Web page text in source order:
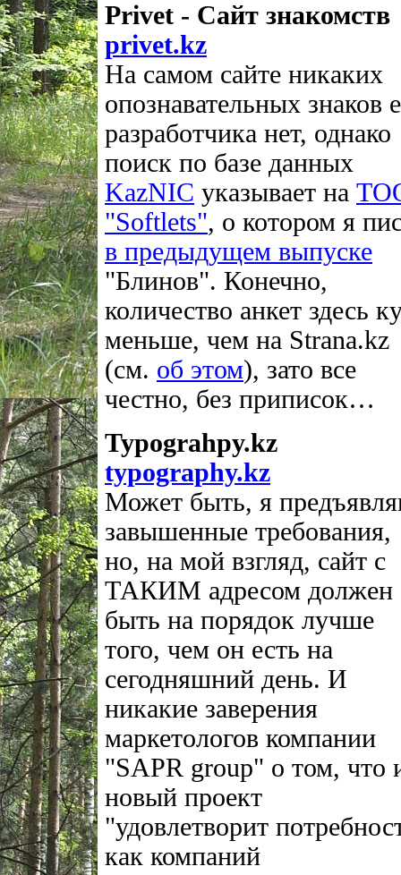
Privet - Сайт знакомств
privet.kz
На самом сайте никаких
опознавательных знаков
разработчика нет, однако
поиск по базе данных
KazNIC указывает на
"Softlets", о котором я
в предыдущем выпуске
"Блинов". Конечно,
количество анкет здесь
меньше, чем на Strana.kz
(см. об этом), зато все
честно, без приписок…
Typograhpy.kz
typography.kz
Может быть, я
завышенные требования,
но, на мой взгляд, сайт с
ТАКИМ адресом должен
быть на порядок лучше
того, чем он есть на
сегодняшний день. И
никакие заверения
маркетологов компании
"SAPR group" о том, что
новый проект
"удовлетворит
как компаний